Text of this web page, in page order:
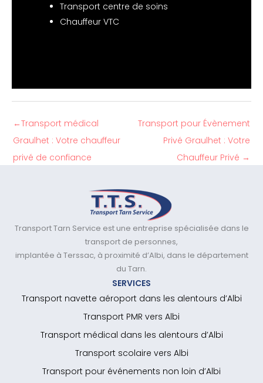
Transport centre de soins
Chauffeur VTC
←Transport médical
Graulhet : Votre chauffeur
privé de confiance
Transport pour Évènement
Privé Graulhet : Votre
Chauffeur Privé →
Transport Tarn Service est une entreprise spécialisée dans le
transport de personnes,
implantée à Terssac, à proximité d’Albi, dans le département
du Tarn.
SERVICES
Transport navette aéroport dans les alentours d’Albi
Transport PMR vers Albi
Transport médical dans les alentours d’Albi
Transport scolaire vers Albi
Transport pour événements non loin d’Albi